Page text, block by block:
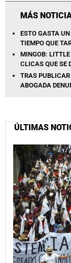
MÁS
ESTO GASTA
TIEMPO QUE
MINGOB:
CLICAS QUE SE
TRAS
ABOGADA
ÚLTIMAS